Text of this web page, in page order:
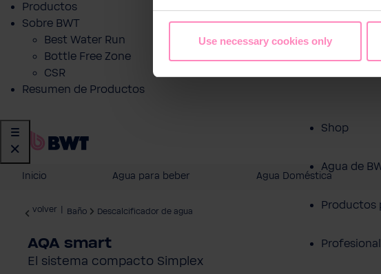
Use necessary cookies only
Productos
Sobre BWT
Best Water Run
Bottle Free Zone
CSR
Resumen de Productos
Shop
Agua de
Productos
Inicio Agua para beber Agua Doméstica
volver Baño Descalcificador de agua
AQA smart
El sistema compacto Simplex